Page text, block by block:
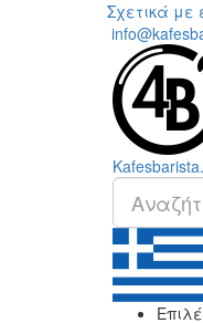
Σχετικά με
Kafesbarista